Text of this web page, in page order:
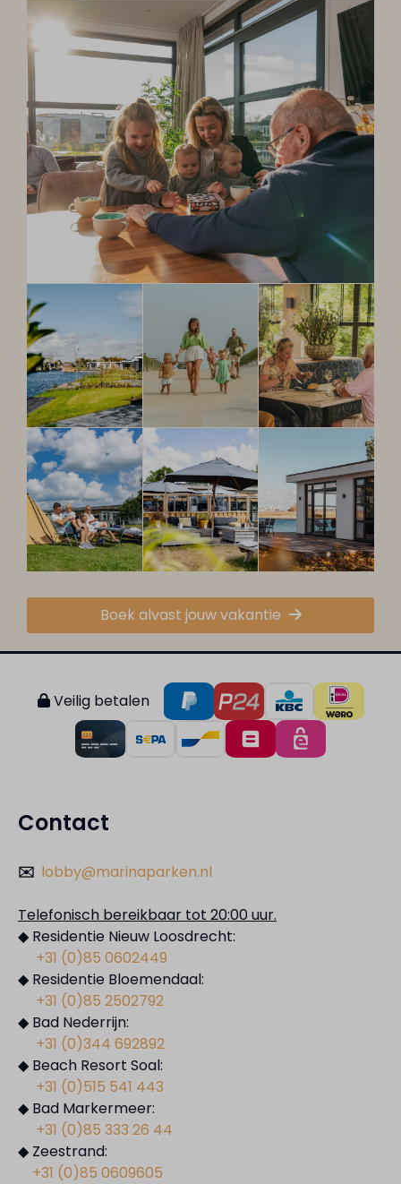
Boek alvast jouw vakantie
Veilig betalen
Contact
✉️ lobby@marinaparken.nl
Telefonisch bereikbaar tot 20:00 uur.
◆ Residentie Nieuw Loosdrecht:
+31 (0)85 0602449
◆ Residentie Bloemendaal:
+31 (0)85 2502792
◆ Bad Nederrijn:
+31 (0)344 692892
◆ Beach Resort Soal:
+31 (0)515 541 443
◆ Bad Markermeer:
+31 (0)85 333 26 44
◆ Zeestrand:
+31 (0)85 0609605